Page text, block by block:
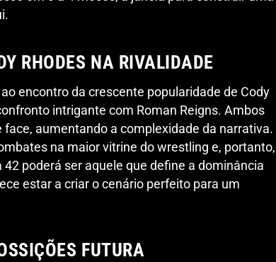
RHODES NA RIVALIDADE
encontro da crescente popularidade de Cody
intrigante com Roman Reigns. Ambos
aumentando a complexidade da narrativa.
na maior vitrine do wrestling e, portanto,
poderá ser aquele que define a dominância
estar a criar o cenário perfeito para um
FUTURA